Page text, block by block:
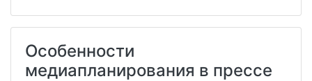
Особенности
медиапланирования в прессе